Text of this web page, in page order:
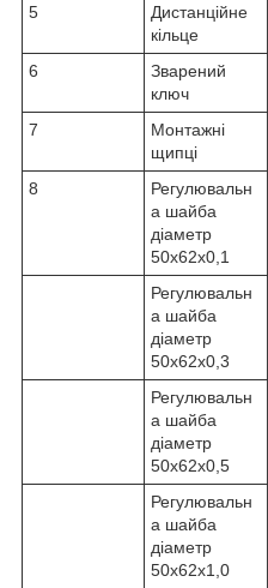
5
Дистанційне
кільце
6
Зварений
ключ
7
Монтажні
щипці
8
Регулювальн
а шайба
діаметр
50x62x0,1
Регулювальн
а шайба
діаметр
50x62x0,3
Регулювальн
а шайба
діаметр
50x62x0,5
Регулювальн
а шайба
діаметр
50x62x1,0